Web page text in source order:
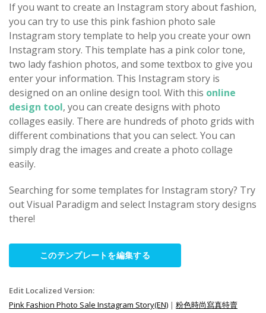
If you want to create an Instagram story about fashion,
you can try to use this pink fashion photo sale
Instagram story template to help you create your own
Instagram story. This template has a pink color tone,
two lady fashion photos, and some textbox to give you
enter your information. This Instagram story is
designed on an online design tool. With this online
design tool, you can create designs with photo
collages easily. There are hundreds of photo grids with
different combinations that you can select. You can
simply drag the images and create a photo collage
easily.
Searching for some templates for Instagram story? Try
out Visual Paradigm and select Instagram story designs
there!
このテンプレートを編集する
Edit Localized Version:
Pink Fashion Photo Sale Instagram Story(EN) | 粉色時尚寫真特賣